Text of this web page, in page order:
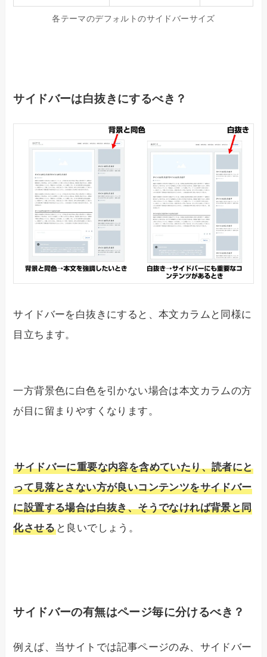
各テーマのデフォルトのサイドバーサイズ
サイドバーは白抜きにするべき？
サイドバーを白抜きにすると、本文カラムと同様に
目立ちます。
一方背景色に白色を引かない場合は本文カラムの方
が目に留まりやすくなります。
サイドバーに重要な内容を含めていたり、読者にと
って見落とさない方が良いコンテンツをサイドバー
に設置する場合は白抜き、そうでなければ背景と同
化させる と良いでしょう。
サイドバーの有無はページ毎に分けるべき？
例えば、当サイトでは記事ページのみ、サイドバー